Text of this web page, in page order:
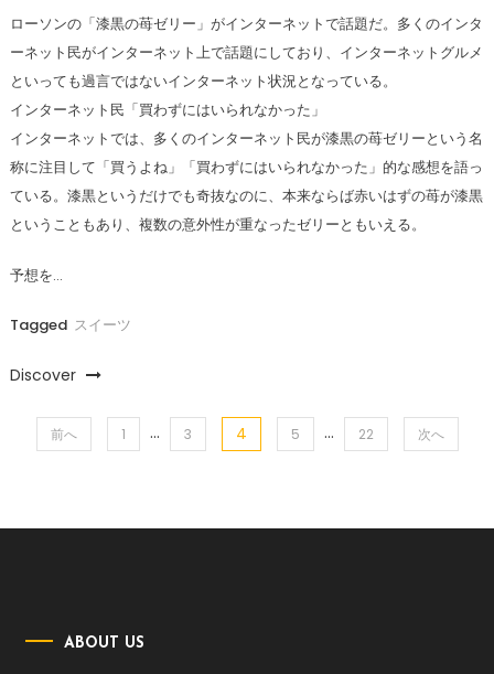
ローソンの「漆黒の苺ゼリー」がインターネットで話題だ。多くのインタ
ーネット民がインターネット上で話題にしており、インターネットグルメ
といっても過言ではないインターネット状況となっている。
インターネット民「買わずにはいられなかった」
インターネットでは、多くのインターネット民が漆黒の苺ゼリーという名
称に注目して「買うよね」「買わずにはいられなかった」的な感想を語っ
ている。漆黒というだけでも奇抜なのに、本来ならば赤いはずの苺が漆黒
ということもあり、複数の意外性が重なったゼリーともいえる。
予想を…
Tagged スイーツ
Discover
の
ー
前へ 1 … 3 4 5 … 22 次へ
ABOUT US